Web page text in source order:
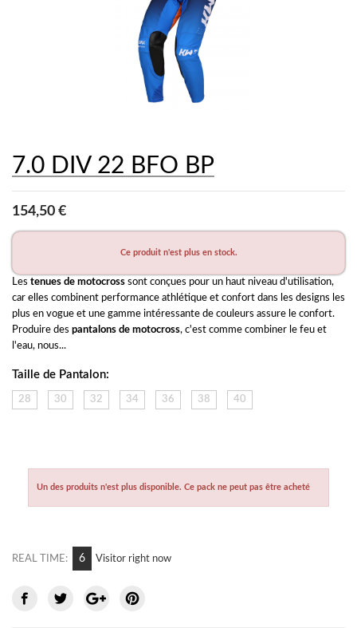
7.0 DIV 22 BFO BP
154,50 €
Ce produit n'est plus en stock.
Les tenues de motocross sont conçues pour un haut niveau d'utilisation,
car elles combinent performance athlétique et confort dans les designs les
plus en vogue et une gamme intéressante de couleurs assure le confort.
Produire des pantalons de motocross, c'est comme combiner le feu et
l'eau, nous...
Taille de Pantalon:
28 30 32 34 36 38 40
Un des produits n'est plus disponible. Ce pack ne peut pas être acheté
REAL TIME: 6 Visitor right now